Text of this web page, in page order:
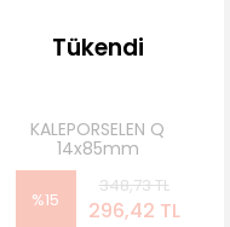
Tükendi
KALEPORSELEN Q
14x85mm
%15
348,73 TL
296,42 TL